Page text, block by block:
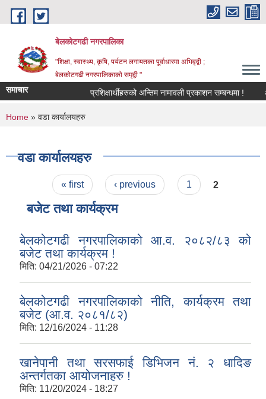
Skip to main content
बेलकोटगढी नगरपालिका
"शिक्षा, स्वास्थ्य, कृषि, पर्यटन लगायतका पूर्वाधारमा अभिवृद्वी ;
बेलकोटगढी नगरपालिकाको समृद्वी "
समाचार प्रशिक्षार्थीहरुको अन्तिम नामावली प्रकाशन सम्बन्धमा !
You are here
Home » वडा कार्यालयहरु
वडा कार्यालयहरु
Pages« first ‹ previous 1 2
बजेट तथा कार्यक्रम
बेलकोटगढी नगरपालिकाको आ.व. २०८२/८३ को
बजेट तथा कार्यक्रम !
मिति: 04/21/2026 - 07:22
बेलकोटगढी नगरपालिकाको नीति, कार्यक्रम तथा
बजेट (आ.व. २०८१/८२)
मिति: 12/16/2024 - 11:28
खानेपानी तथा सरसफाई डिभिजन नं. २ धादिङ
अन्तर्गतका आयोजनाहरु !
मिति: 11/20/2024 - 18:27